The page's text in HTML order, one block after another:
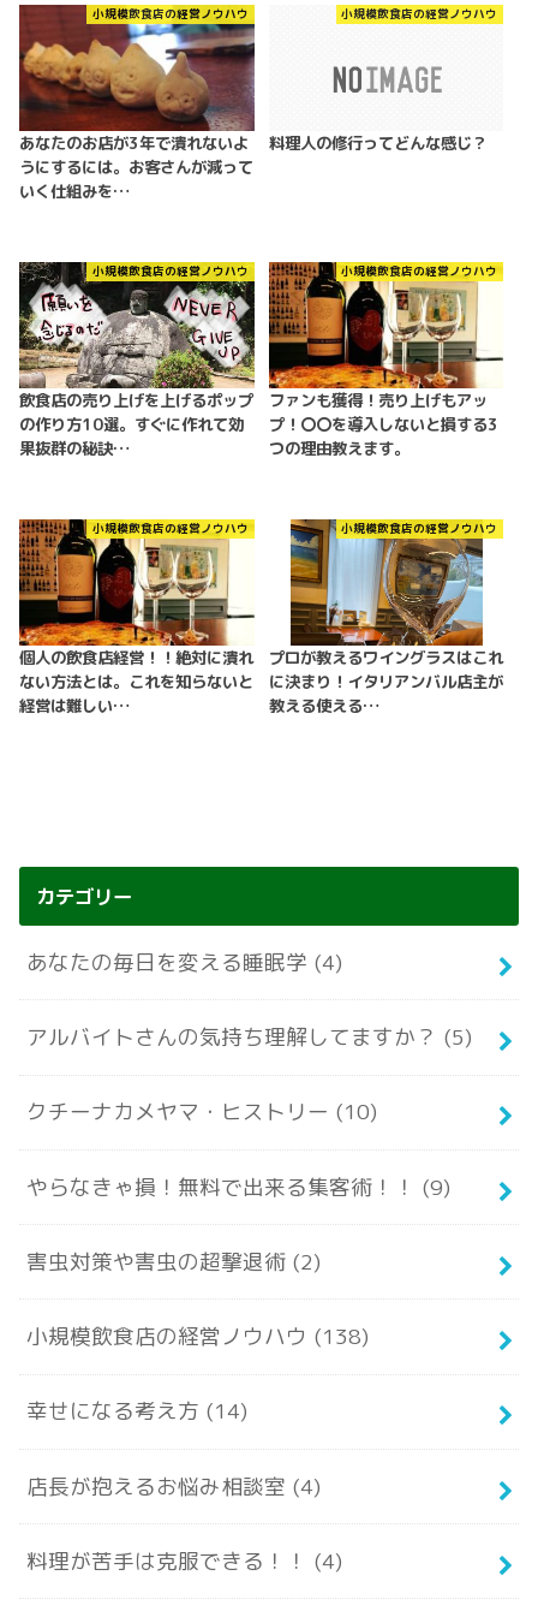
小規模飲食店の経営ノウハウ
あなたのお店が3年で潰れないよ
うにするには。お客さんが減って
いく仕組みを…
小規模飲食店の経営ノウハウ
料理人の修行ってどんな感じ？
小規模飲食店の経営ノウハウ
飲食店の売り上げを上げるポップ
の作り方10選。すぐに作れて効
果抜群の秘訣…
小規模飲食店の経営ノウハウ
ファンも獲得！売り上げもアッ
プ！〇〇を導入しないと損する3
つの理由教えます。
小規模飲食店の経営ノウハウ
個人の飲食店経営！！絶対に潰れ
ない方法とは。これを知らないと
経営は難しい…
小規模飲食店の経営ノウハウ
プロが教えるワイングラスはこれ
に決まり！イタリアンバル店主が
教える使える…
カテゴリー
あなたの毎日を変える睡眠学 (4)
アルバイトさんの気持ち理解してますか？ (5)
クチーナカメヤマ・ヒストリー (10)
やらなきゃ損！無料で出来る集客術！！ (9)
害虫対策や害虫の超撃退術 (2)
小規模飲食店の経営ノウハウ (138)
幸せになる考え方 (14)
店長が抱えるお悩み相談室 (4)
料理が苦手は克服できる！！ (4)